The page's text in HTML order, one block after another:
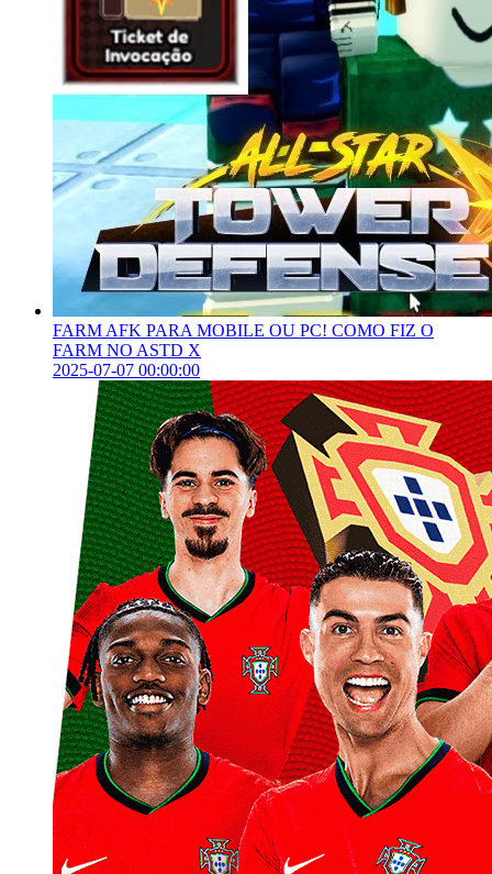
FARM AFK PARA MOBILE OU PC! COMO FIZ O
FARM NO ASTD X
2025-07-07 00:00:00